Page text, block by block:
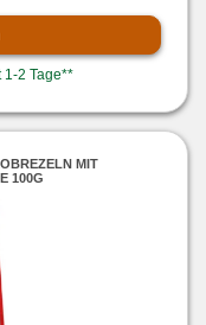
1-2 Tage**
MIT
100G